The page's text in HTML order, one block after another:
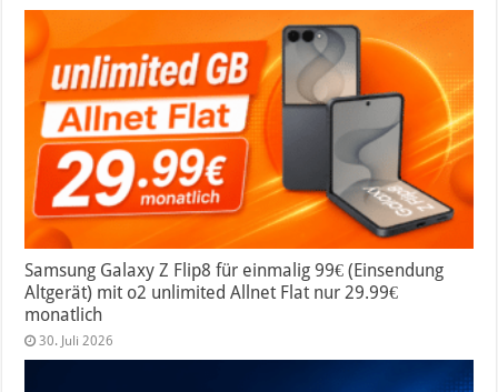
Samsung Galaxy Z Flip8 für einmalig 99€ (Einsendung
Altgerät) mit o2 unlimited Allnet Flat nur 29.99€
monatlich
30. Juli 2026